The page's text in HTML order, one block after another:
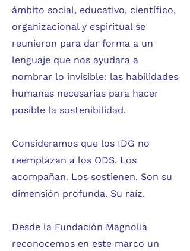
ámbito social, educativo, científico,
organizacional y espiritual se
reunieron para dar forma a un
lenguaje que nos ayudara a
nombrar lo invisible: las habilidades
humanas necesarias para hacer
posible la sostenibilidad.
Consideramos que los IDG no
reemplazan a los ODS. Los
acompañan. Los sostienen. Son su
dimensión profunda. Su raíz.
Desde la Fundación Magnolia
reconocemos en este marco un